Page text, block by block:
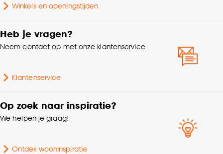
klikken.
Goed om te weten is dat je deze keuze altijd nog
kan aanpassen, bekijk hiervoor onze
Winkels en openingstijden
Heb je vragen?
Neem contact op met onze klantenservice
Klantenservice
Op zoek naar inspiratie?
We helpen je graag!
Ontdek wooninspiratie